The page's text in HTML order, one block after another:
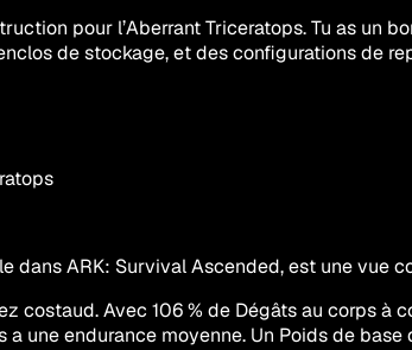
pour l’Aberrant Triceratops. Tu as un
de stockage, et des configurations de
dans ARK: Survival Ascended, est une vue
costaud. Avec 106 % de Dégâts au corps
une endurance moyenne. Un Poids de